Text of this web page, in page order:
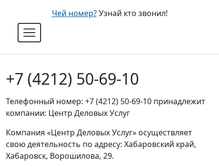
Чей номер? Узнай кто звонил!
+7 (4212) 50-69-10
Телефонный номер: +7 (4212) 50-69-10 принадлежит
компании: Центр Деловых Услуг
Компания «Центр Деловых Услуг» осуществляет
свою деятельность по адресу: Хабаровский край,
Хабаровск, Ворошилова, 29.